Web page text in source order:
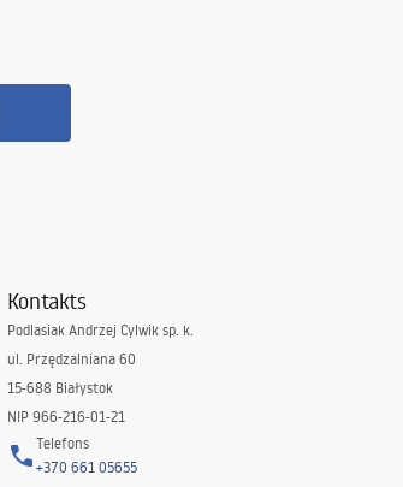
Kontakts
Podlasiak Andrzej Cylwik sp. k.
ul. Przędzalniana 60
15-688 Białystok
NIP 966-216-01-21
Telefons
+370 661 05655